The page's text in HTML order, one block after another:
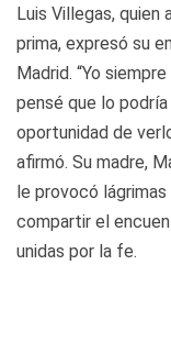
Luis Villegas, quien
prima, expresó su
Madrid. “Yo
pensé que lo
oportunidad de
afirmó. Su madre,
le provocó
compartir el
unidas por la fe.